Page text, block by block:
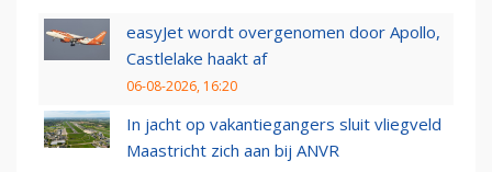
easyJet wordt overgenomen door Apollo,
Castlelake haakt af
06-08-2026, 16:20
In jacht op vakantiegangers sluit vliegveld
Maastricht zich aan bij ANVR